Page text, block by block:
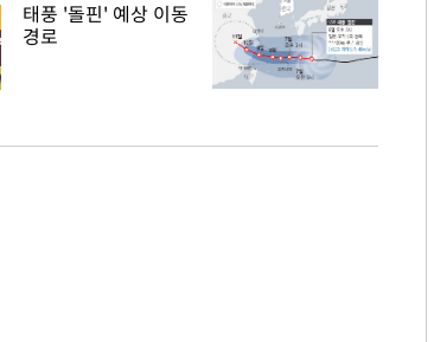
태풍 '돌핀' 예상 이동
경로